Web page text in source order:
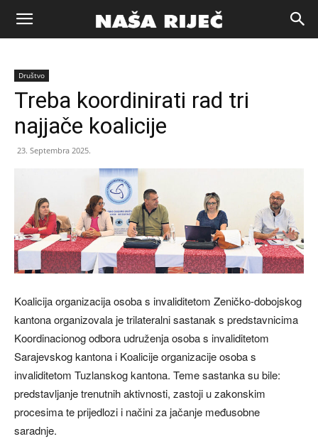
Naša
riječ
Društvo
Treba koordinirati rad tri
najjače koalicije
23. Septembra 2025.
Koalicija organizacija osoba s invaliditetom Zeničko-dobojskog
kantona organizovala je trilateralni sastanak s predstavnicima
Koordinacionog odbora udruženja osoba s invaliditetom
Sarajevskog kantona i Koalicije organizacije osoba s
invaliditetom Tuzlanskog kantona. Teme sastanka su bile:
predstavljanje trenutnih aktivnosti, zastoji u zakonskim
procesima te prijedlozi i načini za jačanje međusobne
saradnje.